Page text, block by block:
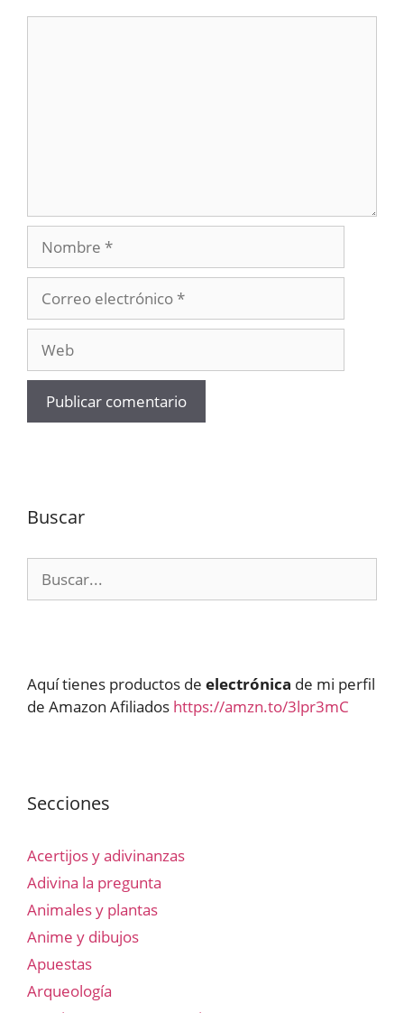
electrónico
Buscar
Aquí tienes productos de electrónica de mi perfil
de Amazon Afiliados https://amzn.to/3lpr3mC
Secciones
Acertijos y adivinanzas
Adivina la pregunta
Animales y plantas
Anime y dibujos
Apuestas
Arqueología